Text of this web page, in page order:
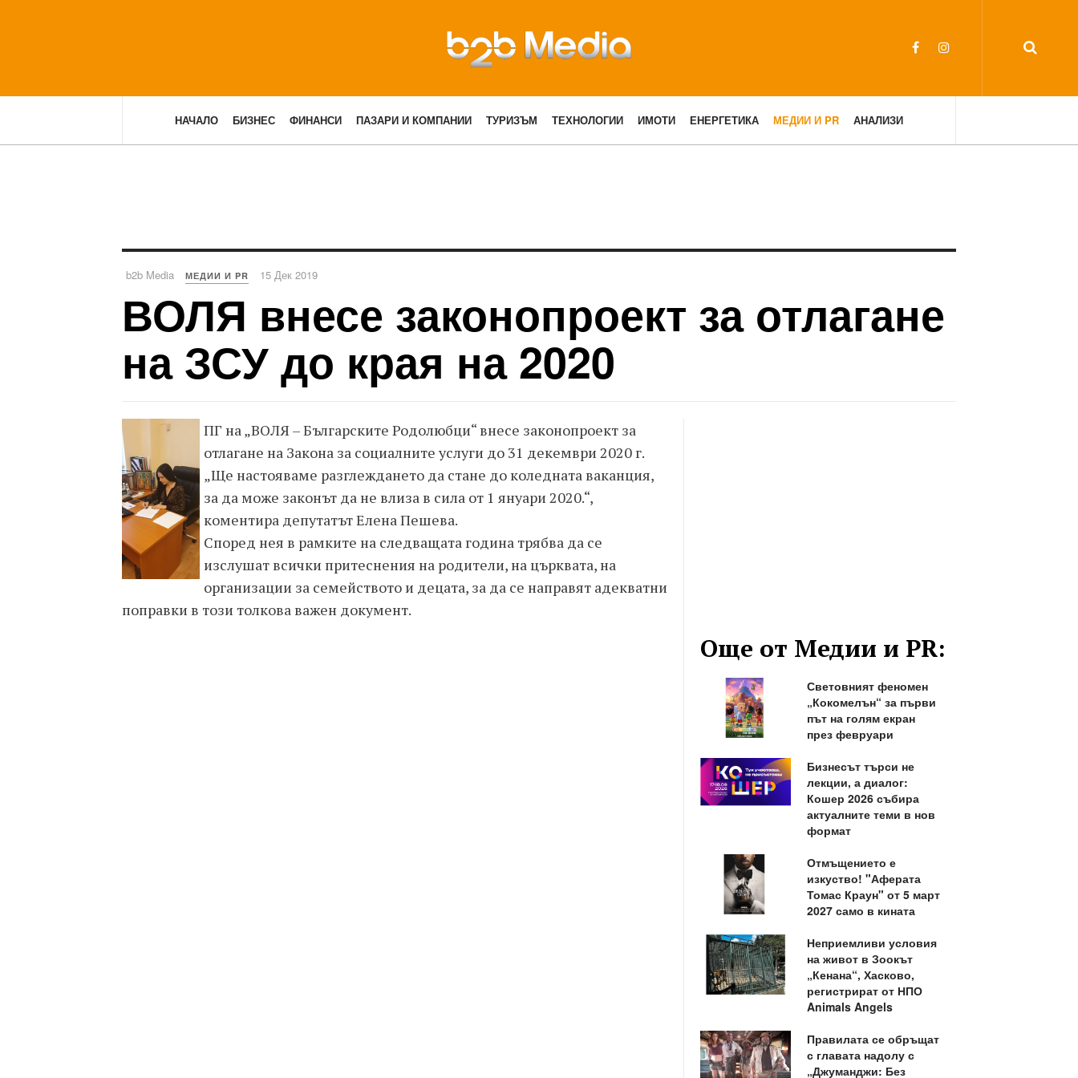
НАЧАЛО БИЗНЕС ФИНАНСИ ПАЗАРИ И КОМПАНИИ ТУРИЗЪМ ТЕХНОЛОГИИ ИМОТИ ЕНЕРГЕТИКА МЕДИИ И PR АНАЛИЗИ
b2b Media МЕДИИ И PR 15 Дек 2019
ВОЛЯ внесе законопроект за отлагане
на ЗСУ до края на 2020
ПГ на „ВОЛЯ – Българските Родолюбци“ внесе законопроект за
отлагане на Закона за социалните услуги до 31 декември 2020 г.
„Ще настояваме разглеждането да стане до коледната ваканция,
за да може законът да не влиза в сила от 1 януари 2020.“,
коментира депутатът Елена Пешева.
Според нея в рамките на следващата година трябва да се
изслушат всички притеснения на родители, на църквата, на
организации за семейството и децата, за да се направят адекватни
поправки в този толкова важен документ.
Още от Медии и PR:
Световният феномен
„Кокомелън“ за първи
път на голям екран
през февруари
Бизнесът търси не
лекции, а диалог:
Кошер 2026 събира
актуалните теми в нов
формат
Отмъщението е
изкуство! "Аферата
Томас Краун" от 5 март
2027 само в кината
Неприемливи условия
на живот в Зоокът
„Кенана“, Хасково,
регистрират от НПО
Animals Angels
Правилата се обръщат
с главата надолу с
„Джуманджи: Без